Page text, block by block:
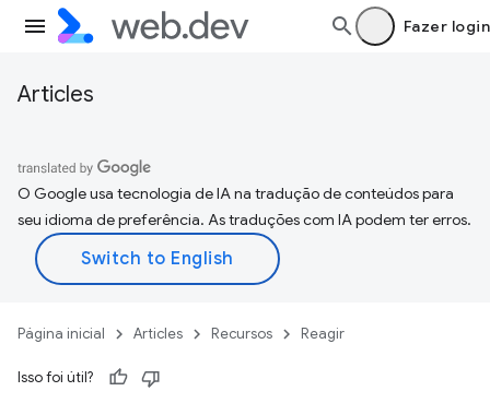
Fazer login
Articles
O Google usa tecnologia de IA na tradução de conteúdos para
seu idioma de preferência. As traduções com IA podem ter erros.
Página inicial Articles Recursos Reagir
Isso foi útil?